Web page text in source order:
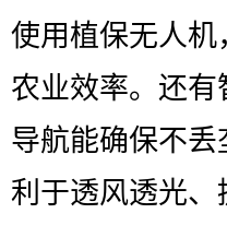
使用植保无人
农业效率。还
导航能确保不
利于透风透光、